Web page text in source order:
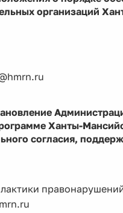
организаций
Ханты-
согласия,